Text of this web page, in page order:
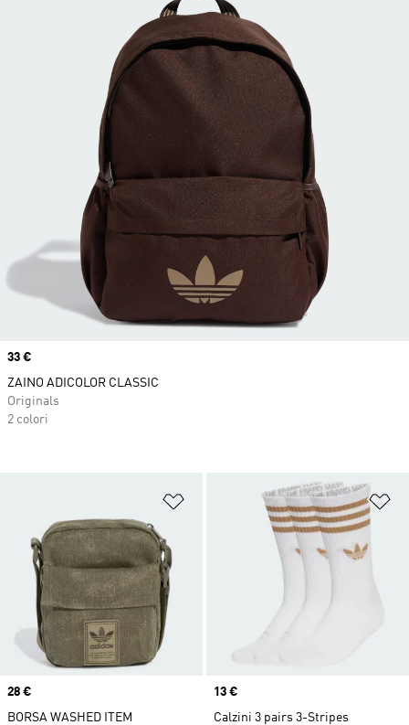
Aggiungi alla lista dei desideri
Price
28 €
BORSA WASHED ITEM
Price
13 €
Calzini 3 pairs 3-Stripes
Price
33 €
ZAINO ADICOLOR CLASSIC
Originals
2 colori